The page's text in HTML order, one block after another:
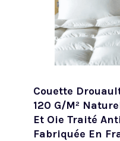
Couette
120 G/m²
Et Oie Traité
Fabriquée En